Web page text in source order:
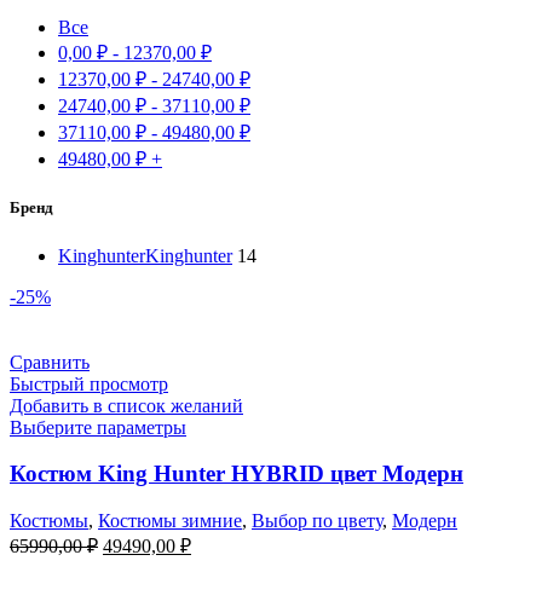
Все
0,00 ₽ - 12370,00 ₽
12370,00 ₽ - 24740,00 ₽
24740,00 ₽ - 37110,00 ₽
37110,00 ₽ - 49480,00 ₽
49480,00 ₽ +
Бренд
KinghunterKinghunter 14
-25%
Сравнить
Быстрый просмотр
Добавить в список желаний
Выберите параметры
Костюм King Hunter HYBRID цвет Модерн
Костюмы, Костюмы зимние, Выбор по цвету, Модерн
65990,00₽ Первоначальная
49490,00 ₽Текущая